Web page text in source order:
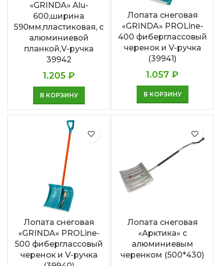
«GRINDA» Alu-
600,ширина
590мм,пластиковая, с
алюминиевой
планкой,V-ручка
39942
1.205 ₽
В КОРЗИНУ
Лопата снеговая
«GRINDA» PROLine-
400 фиберглассовый
черенок и V-ручка
(39941)
1.057 ₽
В КОРЗИНУ
Лопата снеговая
«GRINDA» PROLine-
500 фиберглассовый
черенок и V-ручка
Лопата снеговая
«Арктика» с
алюминиевым
черенком (500*430)